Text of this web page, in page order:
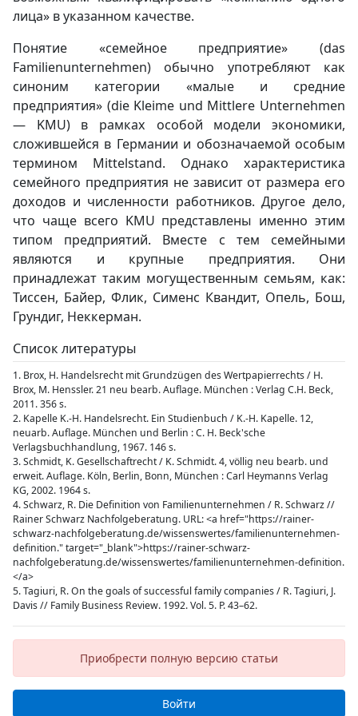
лица» в указанном качестве.
Понятие «семейное предприятие» (das
Familienunternehmen) обычно употребляют как
синоним категории «малые и средние
предприятия» (die Kleime und Mittlere Unternehmen
— KMU) в рамках особой модели экономики,
сложившейся в Германии и обозначаемой особым
термином Mittelstand. Однако характеристика
семейного предприятия не зависит от размера его
доходов и численности работников. Другое дело,
что чаще всего KMU представлены именно этим
типом предприятий. Вместе с тем семейными
являются и крупные предприятия. Они
принадлежат таким могущественным семьям, как:
Тиссен, Байер, Флик, Сименс Квандит, Опель, Бош,
Грундиг, Неккерман.
Список литературы
1. Brox, H. Handelsrecht mit Grundzügen des Wertpapierrechts / H.
Brox, M. Henssler. 21 neu bearb. Auflage. München : Verlag C.H. Beck,
2011. 356 s.
2. Kapelle K.-H. Handelsrecht. Ein Studienbuch / K.-H. Kapelle. 12,
neuarb. Auflage. München und Berlin : C. H. Beck'sche
Verlagsbuchhandlung, 1967. 146 s.
3. Schmidt, K. Gesellschaftrecht / K. Schmidt. 4, völlig neu bearb. und
erweit. Auflage. Köln, Berlin, Bonn, München : Carl Heymanns Verlag
KG, 2002. 1964 s.
4. Schwarz, R. Die Definition von Familienunternehmen / R. Schwarz //
Rainer Schwarz Nachfolgeberatung. URL: <a href="https://rainer-
schwarz-nachfolgeberatung.de/wissenswertes/familienunternehmen-
definition." target="_blank">https://rainer-schwarz-
nachfolgeberatung.de/wissenswertes/familienunternehmen-definition.
</a>
5. Tagiuri, R. On the goals of successful family companies / R. Tagiuri, J.
Davis // Family Business Review. 1992. Vol. 5. P. 43–62.
Приобрести полную версию статьи
Войти